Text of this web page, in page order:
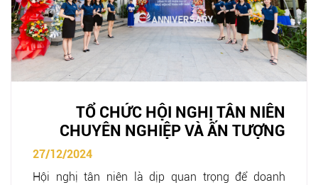
TỔ CHỨC HỘI NGHỊ TÂN NIÊN
CHUYÊN NGHIỆP VÀ ẤN TƯỢNG
27/12/2024
Hội nghị tân niên là dịp quan trọng để doanh